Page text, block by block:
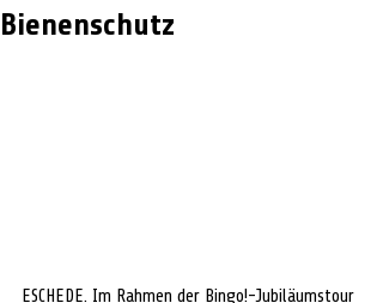
Bienenschutz
ESCHEDE. Im Rahmen der Bingo!-Jubiläumstour